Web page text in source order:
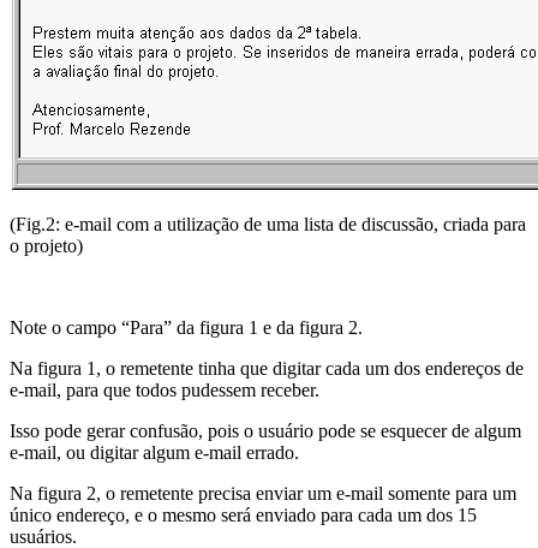
(Fig.2: e-mail com a utilização de uma lista de discussão, criada para
o projeto)
Note o campo “Para” da figura 1 e da figura 2.
Na figura 1, o remetente tinha que digitar cada um dos endereços de
e-mail, para que todos pudessem receber.
Isso pode gerar confusão, pois o usuário pode se esquecer de algum
e-mail, ou digitar algum e-mail errado.
Na figura 2, o remetente precisa enviar um e-mail somente para um
único endereço, e o mesmo será enviado para cada um dos 15
usuários.